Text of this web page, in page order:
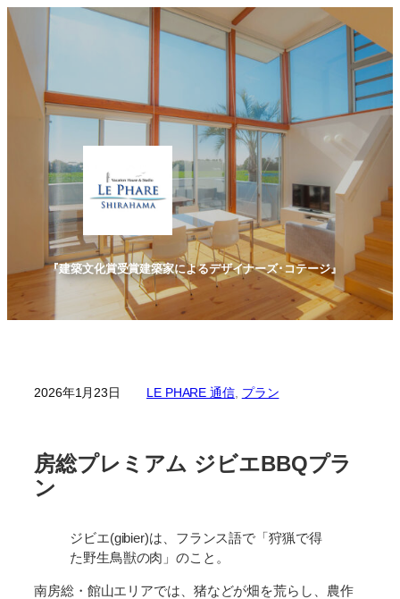
内
容
『建築文化賞受賞建築家によるデザイナーズ･コテージ』
2026年1月23日 LE PHARE 通信, プラン
房総プレミアム ジビエBBQプラ
ン
ジビエ(gibier)は、フランス語で「狩猟で得
た野生鳥獣の肉」のこと。
南房総・館山エリアでは、猪などが畑を荒らし、農作